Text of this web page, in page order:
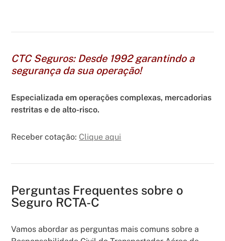
CTC Seguros: Desde 1992 garantindo a
segurança da sua operação!
Especializada em operações complexas, mercadorias
restritas e de alto-risco.
Receber cotação: Clique aqui
Perguntas Frequentes sobre o
Seguro RCTA-C
Vamos abordar as perguntas mais comuns sobre a